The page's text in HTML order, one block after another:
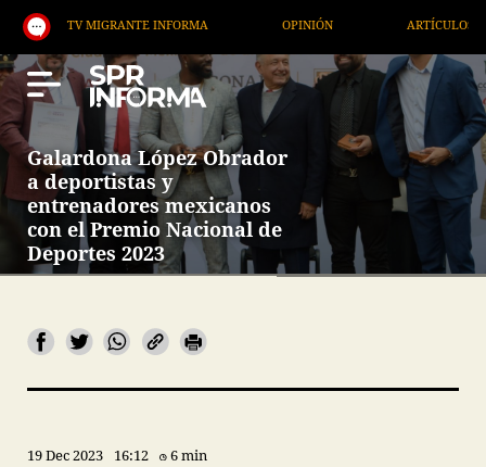
INFORMA OPINIÓN ARTÍCULOS
Galardona López Obrador
a deportistas y
entrenadores mexicanos
con el Premio Nacional de
Deportes 2023
19 Dec 2023 16:12 6 min